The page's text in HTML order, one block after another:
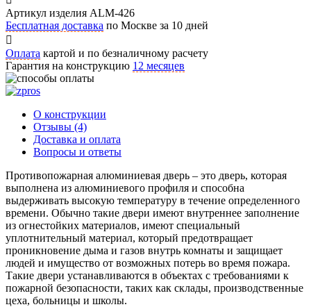
Артикул изделия ALM-426
Бесплатная доставка по Москве за 10 дней
Оплата картой и по безналичному расчету
Гарантия на конструкцию 12 месяцев
О конструкции
Отзывы (4)
Доставка и оплата
Вопросы и ответы
Противопожарная алюминиевая дверь – это дверь, которая
выполнена из алюминиевого профиля и способна
выдерживать высокую температуру в течение определенного
времени. Обычно такие двери имеют внутреннее заполнение
из огнестойких материалов, имеют специальный
уплотнительный материал, который предотвращает
проникновение дыма и газов внутрь комнаты и защищает
людей и имущество от возможных потерь во время пожара.
Такие двери устанавливаются в объектах с требованиями к
пожарной безопасности, таких как склады, производственные
цеха, больницы и школы.